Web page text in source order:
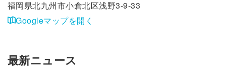
福岡県北九州市小倉北区浅野3-9-33
Googleマップを開く
最新ニュース